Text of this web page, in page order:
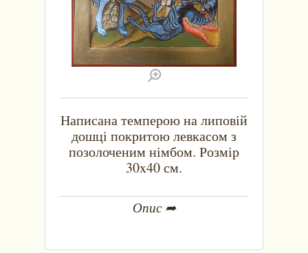
Написана темперою на липовій
дошці покритою левкасом з
позолоченим німбом. Розмір
30x40 см.
Опис ➦